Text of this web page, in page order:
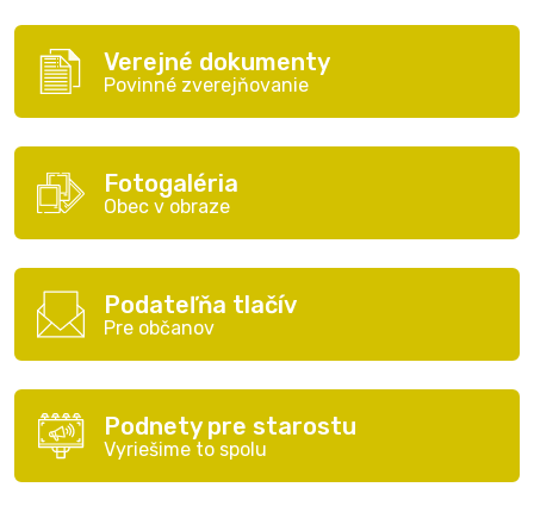
Verejné dokumenty
Povinné zverejňovanie
Fotogaléria
Obec v obraze
Podateľňa tlačív
Pre občanov
Podnety pre starostu
Vyriešime to spolu